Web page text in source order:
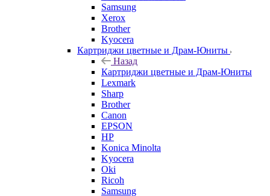
Samsung
Xerox
Brother
Kyocera
Картриджи цветные и Драм-Юниты
Назад
Картриджи цветные и Драм-Юниты
Lexmark
Sharp
Brother
Canon
EPSON
HP
Konica Minolta
Kyocera
Oki
Ricoh
Samsung